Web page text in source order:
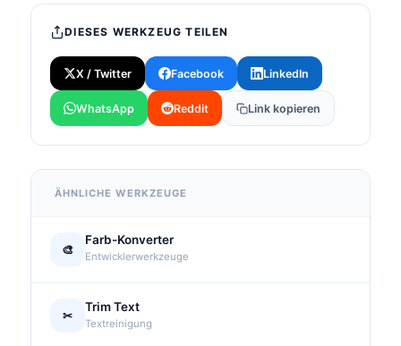
DIESES WERKZEUG TEILEN
X / Twitter Facebook LinkedIn
WhatsApp Reddit Link kopieren
ÄHNLICHE WERKZEUGE
🎨
Farb-Konverter
Entwicklerwerkzeuge
✂
Trim Text
Textreinigung